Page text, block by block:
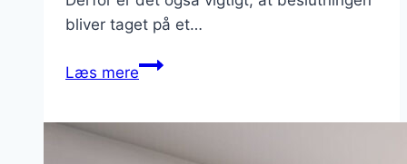
bliver taget på et…
Læs mereGode